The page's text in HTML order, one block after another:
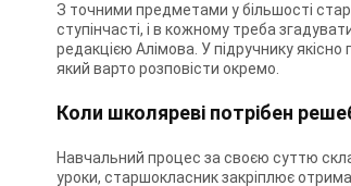
З точними предметами у більшості
ступінчасті, і в кожному треба
редакцією Алімова. У підручнику якісно
який варто розповісти окремо.
Коли школяреві потрібен
Навчальний процес за своєю суттю
уроки, старшокласник закріплює